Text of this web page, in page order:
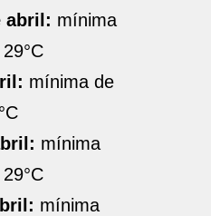
abril: mínima
mínima de
mínima
mínima